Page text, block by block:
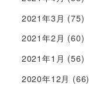
2021年3月 (75)
2021年2月 (60)
2021年1月 (56)
2020年12月 (66)